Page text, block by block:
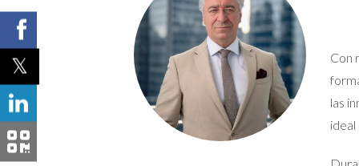
asegurarte de maximizar tus beneficios fiscales.
Conclusión
Declarar la venta de tu vivienda puede parecer
aprovechar al máximo las exenciones
planificación fiscal adecuada puede ahorrarte
gestionar este proceso correctamente, no
Con
las